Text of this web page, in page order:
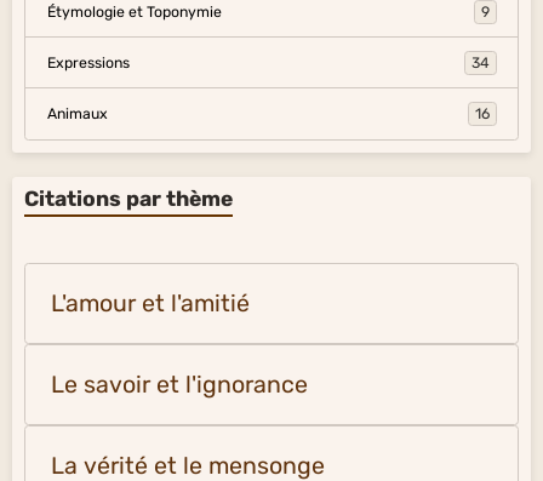
Étymologie et Toponymie 9
Expressions 34
Animaux 16
Citations par thème
L'amour et l'amitié
Le savoir et l'ignorance
La vérité et le mensonge